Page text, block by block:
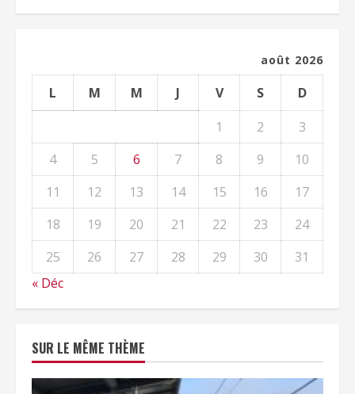
août 2026
L M M J V S
D
1
2
3
4
5 6 7 8 9
10
11
12 13 14 15 16
17
18
19 20 21 22 23
24
25
26 27 28 29 30
31
« Déc
SUR LE MÊME THÈME